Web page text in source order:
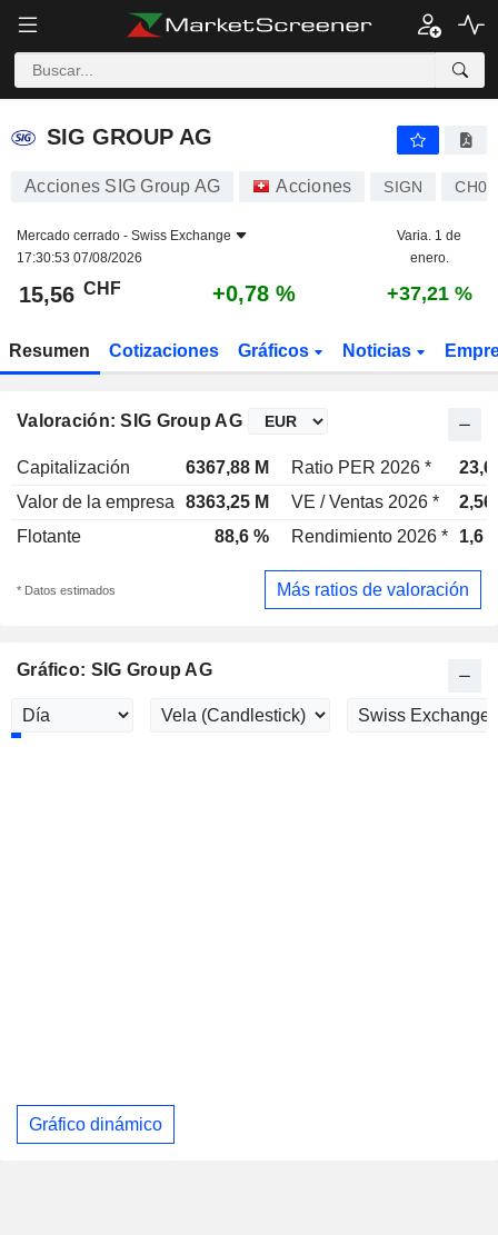
SIG GROUP AG
SIG GROUP AG
Acciones SIG Group AG Acciones SIGN
Mercado cerrado - Swiss Exchange
17:30:53 07/08/2026
Varia. 1 de
enero.
15,56 CHF +0,78 % +37,21 %
Resumen Cotizaciones Gráficos Noticias
Valoración: SIG Group AG
Capitalización 6367,88 M Ratio PER 2026 *
Valor de la empresa
8363,25 M VE / Ventas 2026 *
Flotante
88,6 % Rendimiento 2026 * 1,6
* Datos estimados Más ratios de valoración
Gráfico: SIG Group AG
Gráfico dinámico